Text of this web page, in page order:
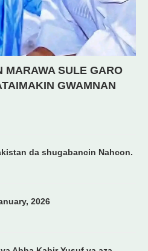
MARAWA SULE GARO
GWAMNAN
da shugabancin Nahcon.
2026